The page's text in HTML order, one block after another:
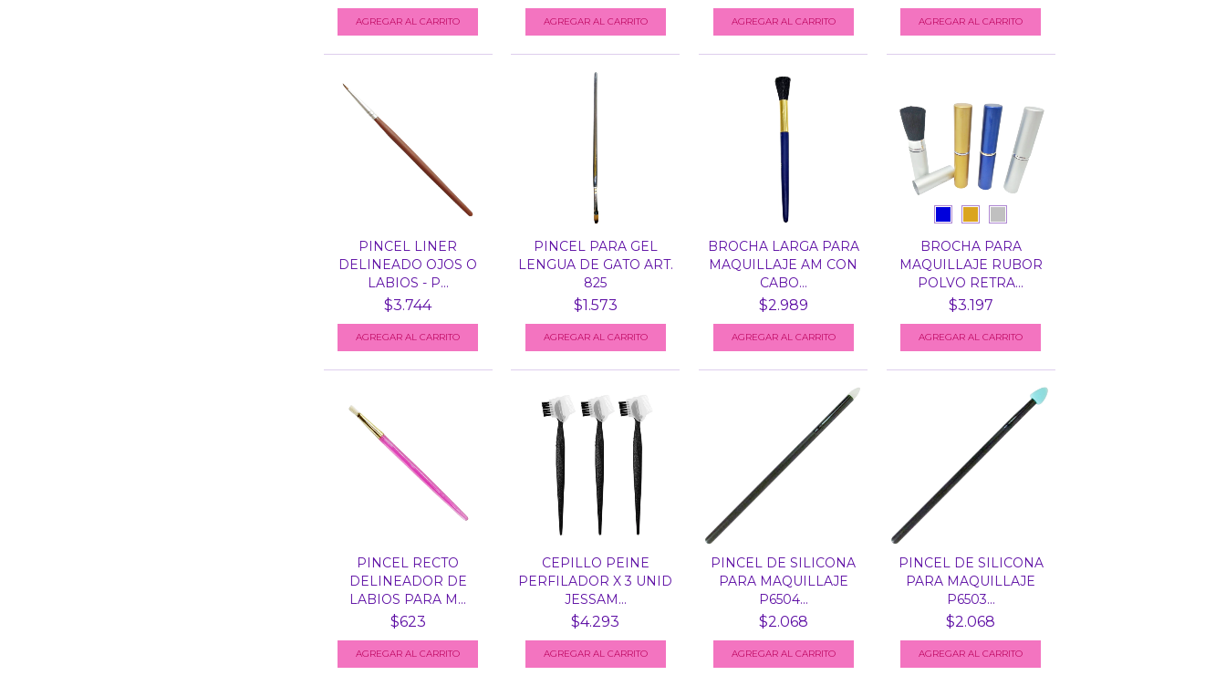
AGREGAR AL CARRITO
PINCEL LINER
DELINEADO OJOS O
LABIOS - P...
$3.744
PINCEL PARA GEL
LENGUA DE GATO ART.
825
$1.573
BROCHA LARGA PARA
MAQUILLAJE AM CON
CABO...
$2.989
BROCHA PARA
MAQUILLAJE RUBOR
POLVO RETRA...
$3.197
AGREGAR AL CARRITO
PINCEL RECTO
DELINEADOR DE
LABIOS PARA M...
$623
CEPILLO PEINE
PERFILADOR X 3 UNID
JESSAM...
$4.293
PINCEL DE SILICONA
PARA MAQUILLAJE
P6504...
$2.068
PINCEL DE SILICONA
PARA MAQUILLAJE
P6503...
$2.068